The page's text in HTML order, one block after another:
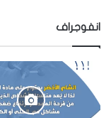
انفوجراف